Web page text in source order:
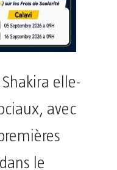
elle-
avec
le